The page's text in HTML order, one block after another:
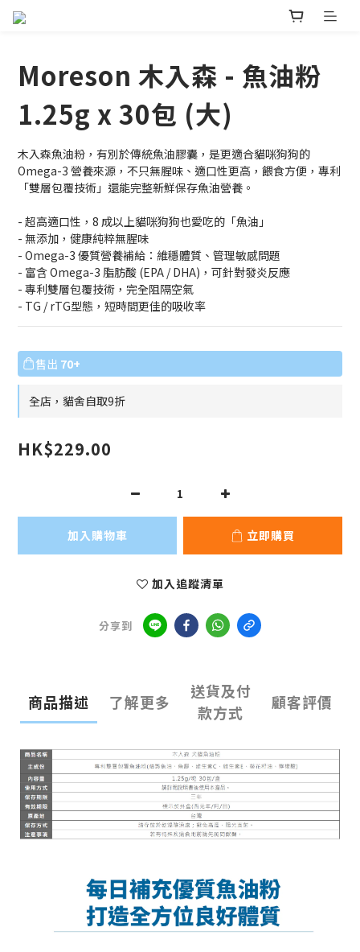
Moreson 木入森 - 魚油粉
1.25g x 30包 (大)
木入森魚油粉，有別於傳統魚油膠囊，是更適合貓咪狗狗的
Omega-3 營養來源，不只無腥味、適口性更高，餵食方便，專利
「雙層包覆技術」還能完整新鮮保存魚油營養。
- 超高適口性，8 成以上貓咪狗狗也愛吃的「魚油」
- 無添加，健康純粹無腥味
- Omega-3 優質營養補給：維穩體質、管理敏感問題
- 富含 Omega-3 脂肪酸 (EPA / DHA)，可針對發炎反應
- 專利雙層包覆技術，完全阻隔空氣
- TG / rTG型態，短時間更佳的吸收率
售出 70+
全店，貓舍自取9折
HK$229.00
加入購物車 立即購買
加入追蹤清單
分享到
商品描述 了解更多
送貨及付
款方式
顧客評價